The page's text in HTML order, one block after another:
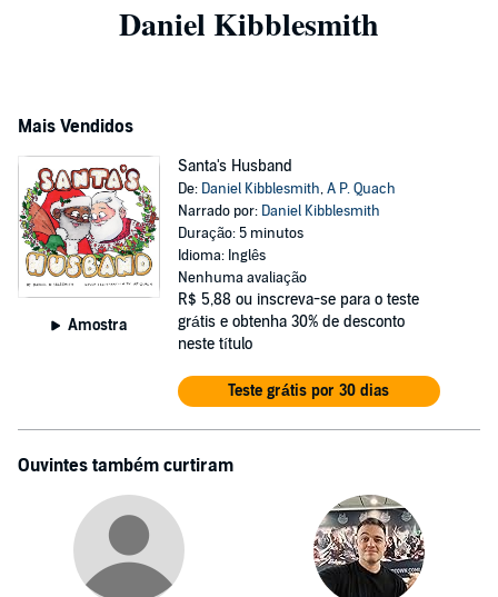
Daniel Kibblesmith
Mais Vendidos
Amostra
Santa's Husband
De: Daniel Kibblesmith,A P. Quach
Narrado por: Daniel Kibblesmith
Duração: 5 minutos
Idioma: Inglês
Nenhuma avaliação
R$ 5,88 ou inscreva-se para o teste
grátis e obtenha 30% de desconto
neste título
Teste grátis por 30 dias
Ouvintes também curtiram